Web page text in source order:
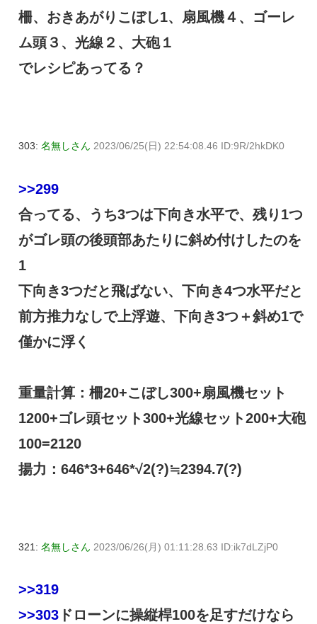
柵、おきあがりこぼし1、扇風機４、ゴーレ
ム頭３、光線２、大砲１
でレシピあってる？
303: 名無しさん 2023/06/25(日) 22:54:08.46 ID:9R/2hkDK0
>>299
合ってる、うち3つは下向き水平で、残り1つ
がゴレ頭の後頭部あたりに斜め付けしたのを
1
下向き3つだと飛ばない、下向き4つ水平だと
前方推力なしで上浮遊、下向き3つ＋斜め1で
僅かに浮く
重量計算：柵20+こぼし300+扇風機セット
1200+ゴレ頭セット300+光線セット200+大砲
100=2120
揚力：646*3+646*√2(?)≒2394.7(?)
321: 名無しさん 2023/06/26(月) 01:11:28.63 ID:ik7dLZjP0
>>319
>>303 ドローンに操縦桿100を足すだけなら